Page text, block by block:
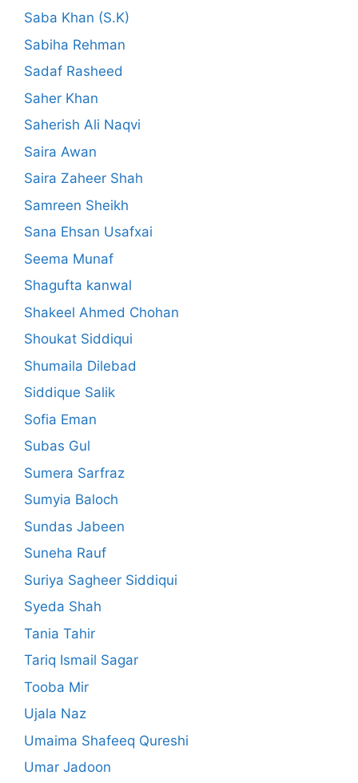
Saba Khan (S.K)
Sabiha Rehman
Sadaf Rasheed
Saher Khan
Saherish Ali Naqvi
Saira Awan
Saira Zaheer Shah
Samreen Sheikh
Sana Ehsan Usafxai
Seema Munaf
Shagufta kanwal
Shakeel Ahmed Chohan
Shoukat Siddiqui
Shumaila Dilebad
Siddique Salik
Sofia Eman
Subas Gul
Sumera Sarfraz
Sumyia Baloch
Sundas Jabeen
Suneha Rauf
Suriya Sagheer Siddiqui
Syeda Shah
Tania Tahir
Tariq Ismail Sagar
Tooba Mir
Ujala Naz
Umaima Shafeeq Qureshi
Umar Jadoon